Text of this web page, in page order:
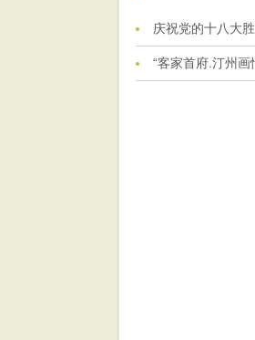
庆祝党的十八大
“客家首府.汀州画